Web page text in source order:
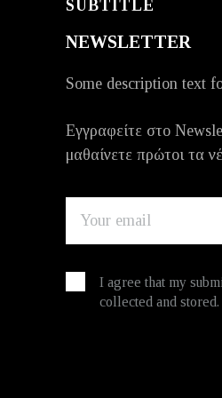
SUBTITLE
NEWSLETTER
Some description text
Εγγραφείτε στο
μαθαίνετε πρώτοι τα
I agree that my
collected and stored.